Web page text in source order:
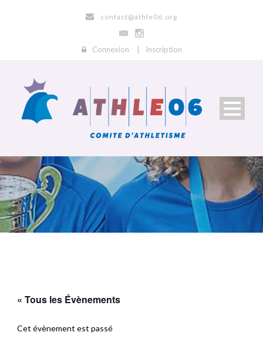
contact@athle06.org
Connexion Inscription
« Tous les Évènements
Cet évènement est passé